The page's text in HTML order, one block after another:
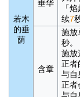
若木
的垂
荫
垂华
「
续7
含章
施放
秒。
施放
正者
与自
正者
与自